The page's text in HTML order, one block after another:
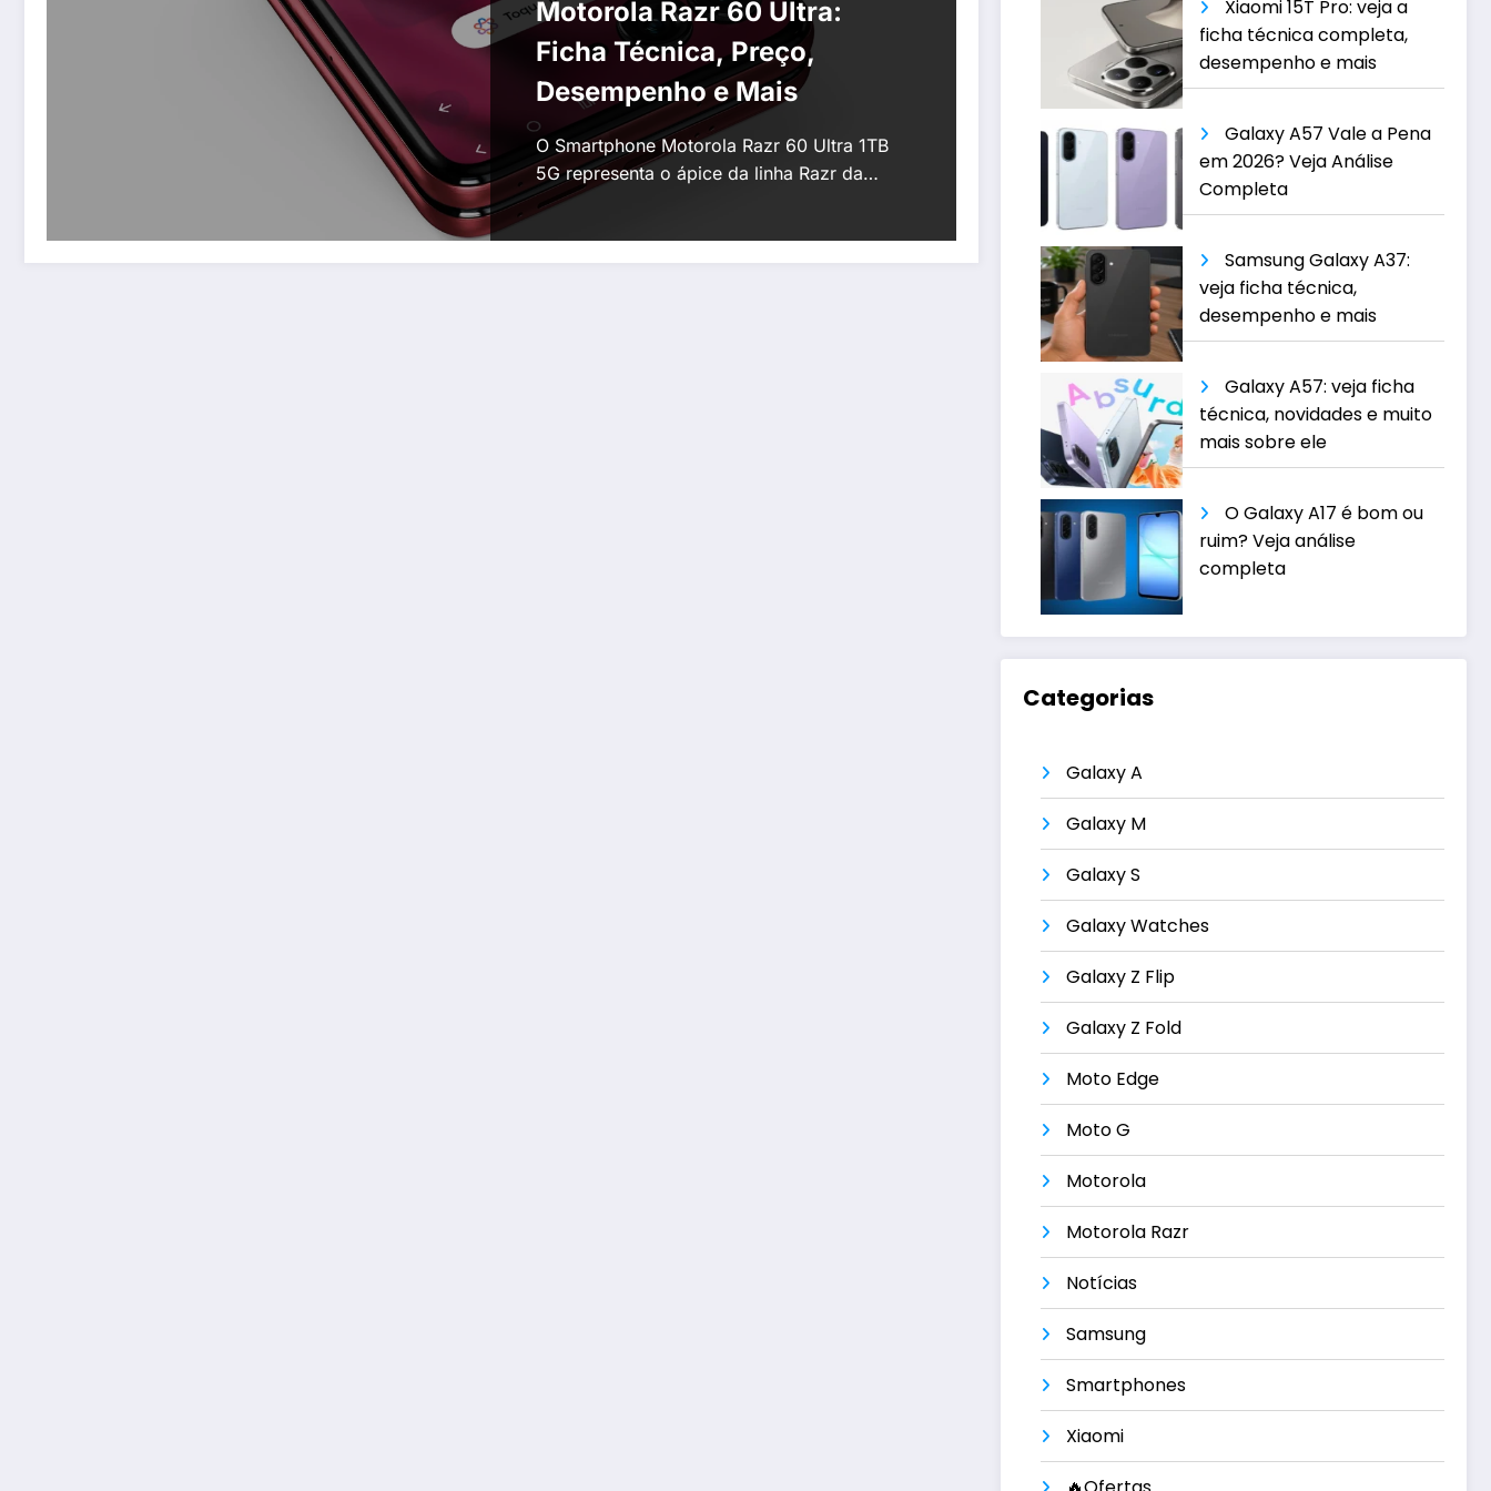
Motorola Razr 60 Ultra:
Ficha Técnica, Preço,
Desempenho e Mais
O Smartphone Motorola Razr 60 Ultra 1TB
5G representa o ápice da linha Razr da…
Xiaomi 15T Pro: veja a
ficha técnica completa,
desempenho e mais
Galaxy A57 Vale a Pena
em 2026? Veja Análise
Completa
Samsung Galaxy A37:
veja ficha técnica,
desempenho e mais
Galaxy A57: veja ficha
técnica, novidades e muito
mais sobre ele
O Galaxy A17 é bom ou
ruim? Veja análise
completa
Categorias
Galaxy A
Galaxy M
Galaxy S
Galaxy Watches
Galaxy Z Flip
Galaxy Z Fold
Moto Edge
Moto G
Motorola
Motorola Razr
Notícias
Samsung
Smartphones
Xiaomi